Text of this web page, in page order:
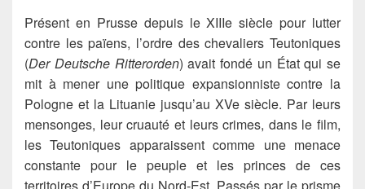
Présent en Prusse depuis le XIIIe siècle pour lutter
contre les païens, l’ordre des chevaliers Teutoniques
(Der Deutsche Ritterorden) avait fondé un État qui se
mit à mener une politique expansionniste contre la
Pologne et la Lituanie jusqu’au XVe siècle. Par leurs
mensonges, leur cruauté et leurs crimes, dans le film,
les Teutoniques apparaissent comme une menace
constante pour le peuple et les princes de ces
territoires d’Europe du Nord-Est. Passés par le prisme